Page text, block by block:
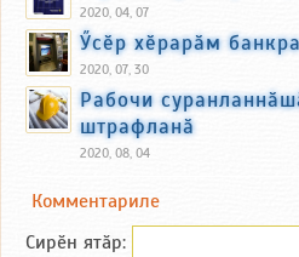
2020, 04, 07
Ӳсӗр хӗрарӑм
2020, 07, 30
Рабочи
штрафланӑ
2020, 08, 04
Комментариле
Сирӗн ятӑp: